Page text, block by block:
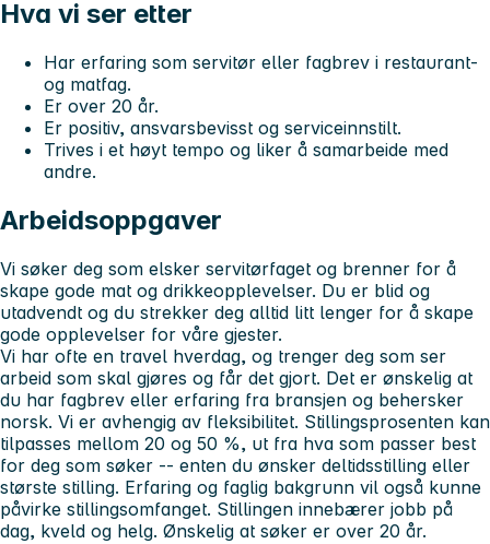
Hva vi ser etter
Har erfaring som servitør eller fagbrev i restaurant-
og matfag.
Er over 20 år.
Er positiv, ansvarsbevisst og serviceinnstilt.
Trives i et høyt tempo og liker å samarbeide med
andre.
Arbeidsoppgaver
Vi søker deg som elsker servitørfaget og brenner for å
skape gode mat og drikkeopplevelser. Du er blid og
utadvendt og du strekker deg alltid litt lenger for å skape
gode opplevelser for våre gjester.
Vi har ofte en travel hverdag, og trenger deg som ser
arbeid som skal gjøres og får det gjort. Det er ønskelig at
du har fagbrev eller erfaring fra bransjen og behersker
norsk. Vi er avhengig av fleksibilitet. Stillingsprosenten kan
tilpasses mellom 20 og 50 %, ut fra hva som passer best
for deg som søker -- enten du ønsker deltidsstilling eller
største stilling. Erfaring og faglig bakgrunn vil også kunne
påvirke stillingsomfanget. Stillingen innebærer jobb på
dag, kveld og helg. Ønskelig at søker er over 20 år.